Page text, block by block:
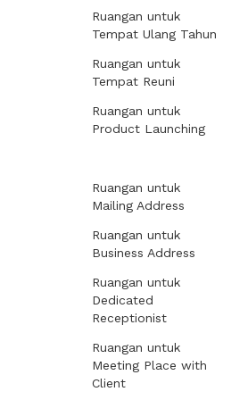
Ruangan untuk
Tempat Ulang Tahun
Ruangan untuk
Tempat Reuni
Ruangan untuk
Product Launching
Ruangan untuk
Mailing Address
Ruangan untuk
Business Address
Ruangan untuk
Dedicated
Receptionist
Ruangan untuk
Meeting Place with
Client